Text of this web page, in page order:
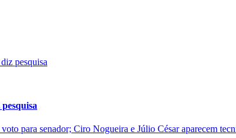
para senador; Ciro Nogueira e Júlio César aparecem